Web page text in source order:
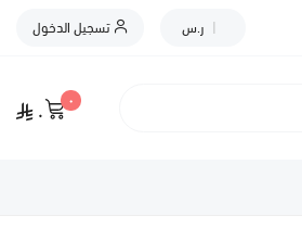
| ر.س تسجيل الدخول
٠
٠